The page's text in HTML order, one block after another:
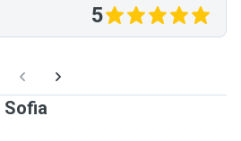
5
Sofia